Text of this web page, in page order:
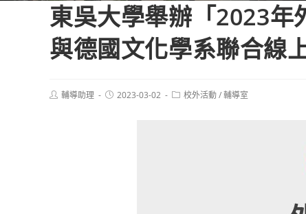
東吳大學舉辦「2023年
與德國文化學系聯合線
Post輔導助理
Post2023-03-02
Post校外活動/輔導室